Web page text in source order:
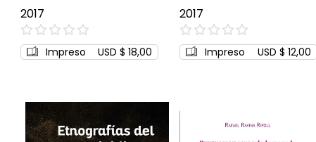
2017
0%
Impreso USD $ 18,00
2017
0%
Impreso USD $ 12,00